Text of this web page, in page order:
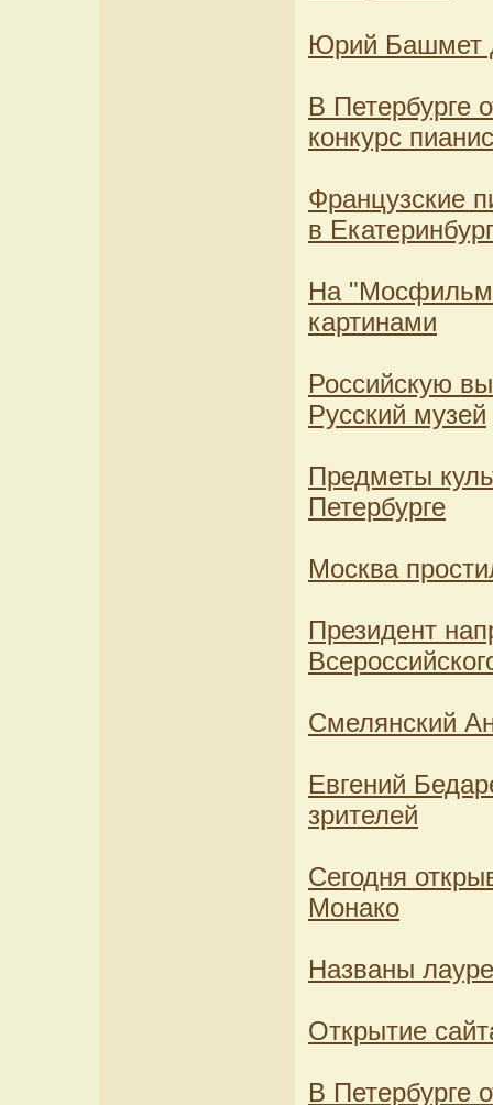
Юрий Башмет
В Петербурге
конкурс
Французские
в
На
картинами
Российскую
Русский музей
Предметы
Петербурге
Москва
Президент
Смелянский
Евгений
зрителей
Сегодня
Монако
Названы
Открытие
В Петербурге